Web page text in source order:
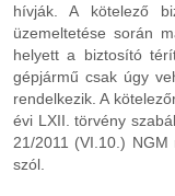
hívják. A kötelező
üzemeltetése során
helyett a biztosító
gépjármű csak úgy
rendelkezik. A
évi LXII. törvény
21/2011 (VI.10.)
szól.